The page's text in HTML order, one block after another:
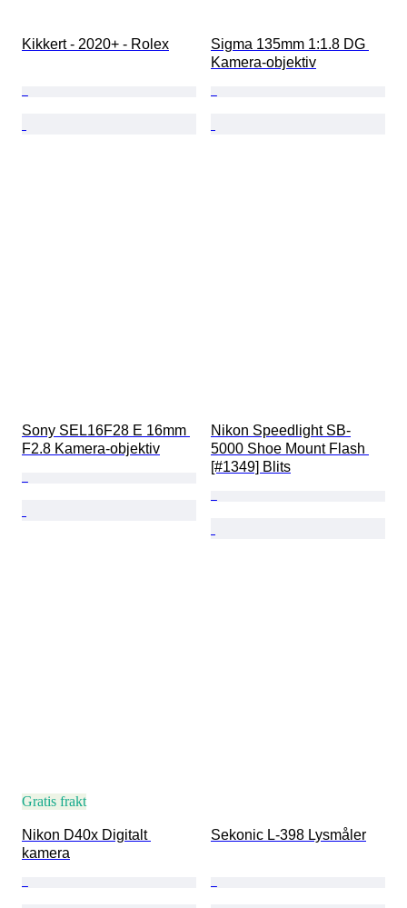
Kikkert - 2020+ - Rolex
Sigma 135mm 1:1.8 DG
Kamera-objektiv
Sony SEL16F28 E 16mm
F2.8 Kamera-objektiv
Nikon Speedlight SB-
5000 Shoe Mount Flash
[#1349] Blits
Gratis frakt
Nikon D40x Digitalt
kamera
Sekonic L-398 Lysmåler